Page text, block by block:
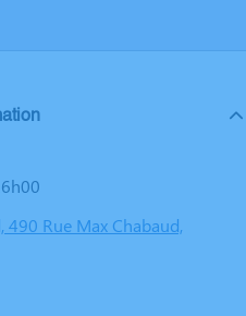
490 Rue Max Chabaud,